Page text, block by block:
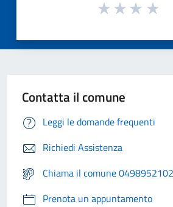
Contatta il comune
Leggi le domande frequenti
Richiedi Assistenza
Chiama il comune 0498952102
Prenota un appuntamento